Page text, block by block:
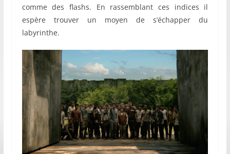
comme des flashs. En rassemblant ces indices il
espère trouver un moyen de s’échapper du
labyrinthe.